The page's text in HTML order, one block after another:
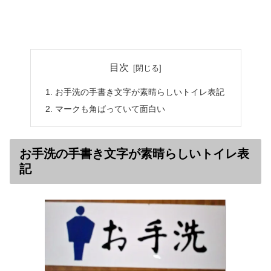
目次
お手洗の手書き文字が素晴らしいトイレ表記
マークも角ばっていて面白い
お手洗の手書き文字が素晴らしいトイレ表
記